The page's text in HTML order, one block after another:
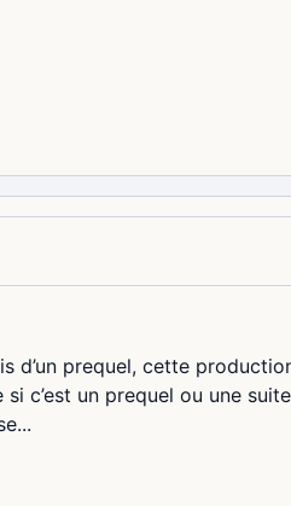
d’un prequel, cette
c’est un prequel ou une